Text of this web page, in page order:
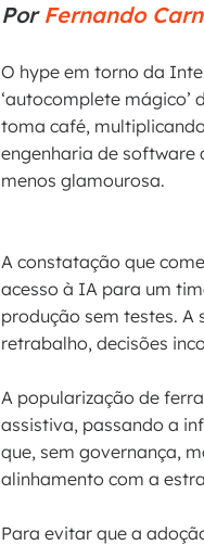
Por Fernando
O hype em torno da
‘autocomplete
toma café,
engenharia de software
menos glamourosa.
A constatação que
acesso à IA para um
produção sem testes. A
retrabalho, decisões
A popularização de
assistiva, passando a
que, sem governança,
alinhamento com a
Para evitar que a